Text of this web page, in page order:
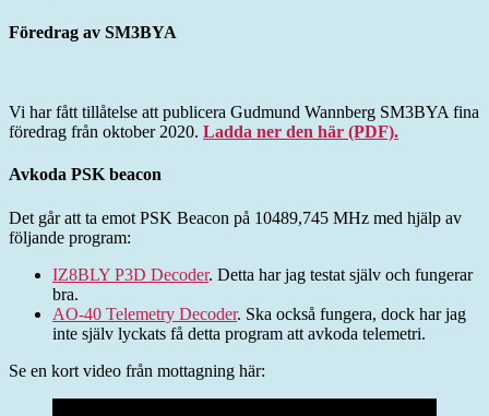
Föredrag av SM3BYA
Vi har fått tillåtelse att publicera Gudmund Wannberg SM3BYA fina
föredrag från oktober 2020. Ladda ner den här (PDF).
Avkoda PSK beacon
Det går att ta emot PSK Beacon på 10489,745 MHz med hjälp av
följande program:
IZ8BLY P3D Decoder. Detta har jag testat själv och fungerar
bra.
AO-40 Telemetry Decoder. Ska också fungera, dock har jag
inte själv lyckats få detta program att avkoda telemetri.
Se en kort video från mottagning här: